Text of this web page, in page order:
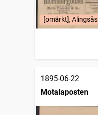
[omärkt], Alingsås
1895-06-22
Motalaposten